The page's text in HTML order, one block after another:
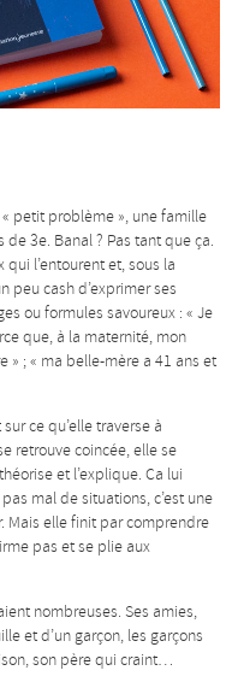
« petit problème », une famille
3e. Banal ? Pas tant que ça.
l’entourent et, sous la
peu cash d’exprimer ses
ou formules savoureux : « Je
que, à la maternité, mon
» ; « ma belle-mère a 41 ans et
ce qu’elle traverse à
retrouve coincée, elle se
et l’explique. Ca lui
mal de situations, c’est une
Mais elle finit par comprendre
pas et se plie aux
nombreuses. Ses amies,
et d’un garçon, les garçons
son père qui craint…